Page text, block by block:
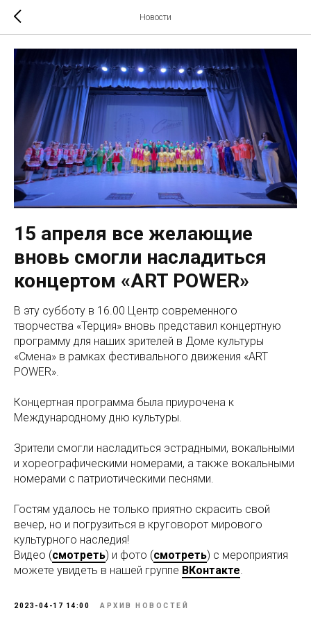
Новости
15 апреля все желающие
вновь смогли насладиться
концертом «ART POWER»
В эту субботу в 16.00 Центр современного
творчества «Терция» вновь представил концертную
программу для наших зрителей в Доме культуры
«Смена» в рамках фестивального движения «ART
POWER».
Концертная программа была приурочена к
Международному дню культуры.
Зрители смогли насладиться эстрадными, вокальными
и хореографическими номерами, а также вокальными
номерами с патриотическими песнями.
Гостям удалось не только приятно скрасить свой
вечер, но и погрузиться в круговорот мирового
культурного наследия!
Видео (смотреть) и фото (смотреть) с мероприятия
можете увидеть в нашей группе ВКонтакте
2023-04-17 14:00 АРХИВ НОВОСТЕЙ